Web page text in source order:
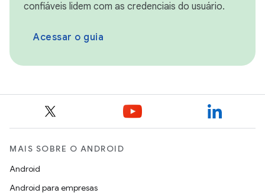
confiáveis lidem com as credenciais do usuário.
Acessar o guia
MAIS SOBRE O ANDROID
Android
Android para empresas